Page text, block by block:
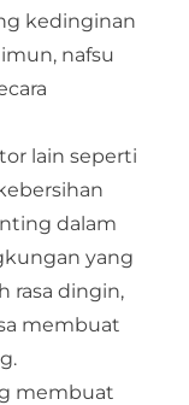
kedinginan
nafsu
lain seperti
dalam
yang
rasa dingin,
membuat
membuat